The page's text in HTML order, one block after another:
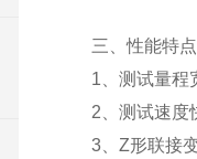
三、性能特点
1 、测试量
2 、测试速度
3、 Z形联接